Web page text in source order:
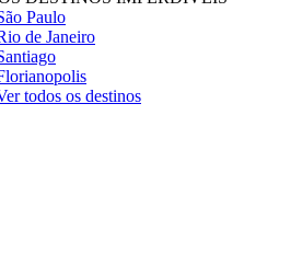
Paulo
de Janeiro
todos os destinos